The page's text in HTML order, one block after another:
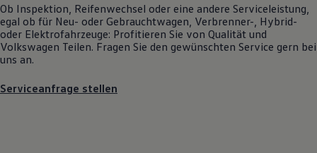
Dienste für Ihr Modell finden
Volkswagen Apps, Login und Shop
Handy und Fahrzeug verbinden
Updates für Software, Karten und Radio
Kundeninformationen
Ob Inspektion, Reifenwechsel oder eine andere Serviceleistung,
egal ob für Neu- oder Gebrauchtwagen , Verbrenner-, Hybrid-
oder Elektrofahrzeuge: Profitieren Sie von Qualität und
Volkswagen Teilen. Fragen Sie den gewünschten Service gern bei
uns an.
Serviceanfrage stellen